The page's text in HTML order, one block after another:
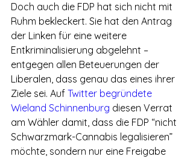
Doch auch die FDP hat sich nicht mit
Ruhm bekleckert. Sie hat den Antrag
der Linken für eine weitere
Entkriminalisierung abgelehnt –
entgegen allen Beteuerungen der
Liberalen, dass genau das eines ihrer
Ziele sei. Auf Twitter begründete
Wieland Schinnenburg diesen Verrat
am Wähler damit, dass die FDP “nicht
Schwarzmark-Cannabis legalisieren”
möchte, sondern nur eine Freigabe